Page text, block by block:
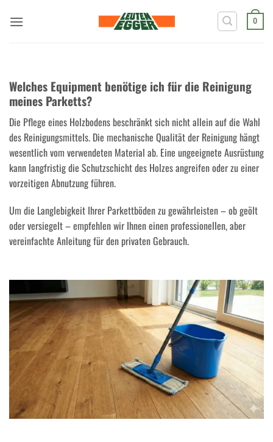
Inhalt
0
Welches Equipment benötige ich für die Reinigung
meines Parketts?
Die Pflege eines Holzbodens beschränkt sich nicht allein auf die Wahl
des Reinigungsmittels. Die mechanische Qualität der Reinigung hängt
wesentlich vom verwendeten Material ab. Eine ungeeignete Ausrüstung
kann langfristig die Schutzschicht des Holzes angreifen oder zu einer
vorzeitigen Abnutzung führen.
Um die Langlebigkeit Ihrer Parkettböden zu gewährleisten – ob geölt
oder versiegelt – empfehlen wir Ihnen einen professionellen, aber
vereinfachte Anleitung für den privaten Gebrauch.